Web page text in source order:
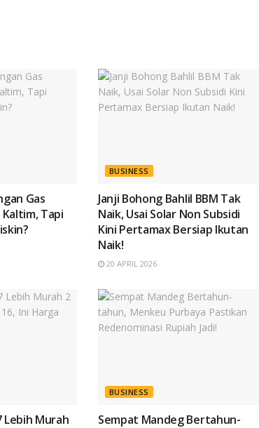
Gas
Kaltim, Tapi
BUSINESS
Janji Bohong Bahlil BBM Tak
Naik, Usai Solar Non Subsidi
Kini Pertamax Bersiap Ikutan
Naik!
20 APRIL 2026
Lebih Murah
BUSINESS
Sempat Mandeg Bertahun-